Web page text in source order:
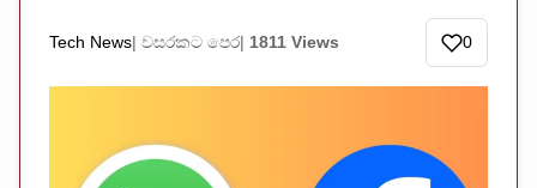
Tech News වසරකට පෙර 1811 Views 0